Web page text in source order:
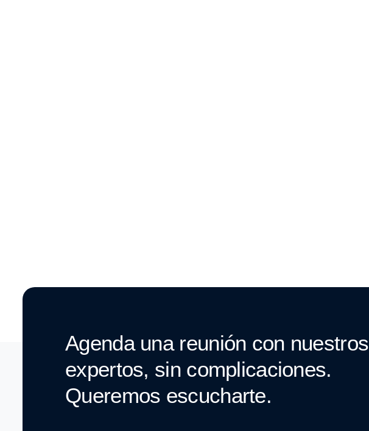
Agenda una reunión con nuestros
expertos, sin complicaciones.
Queremos escucharte.